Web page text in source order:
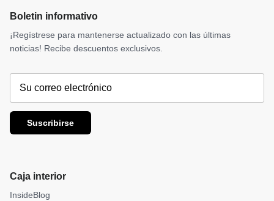
Boletin informativo
¡Regístrese para mantenerse actualizado con las últimas
noticias! Recibe descuentos exclusivos.
Suscribirse
Caja interior
InsideBlog